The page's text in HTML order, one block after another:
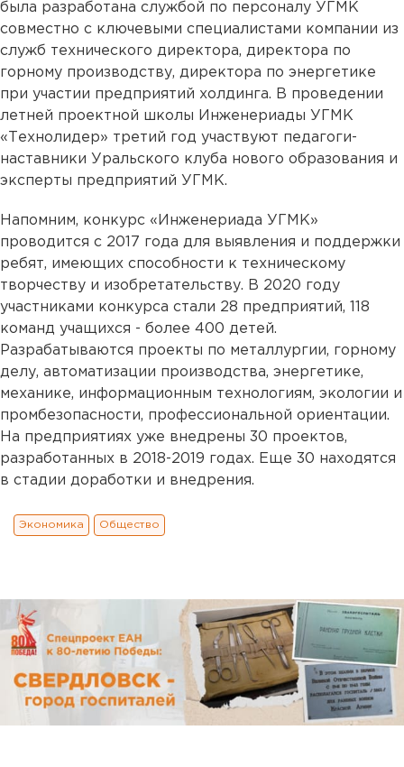
была разработана службой по персоналу УГМК
совместно с ключевыми специалистами компании из
служб технического директора, директора по
горному производству, директора по энергетике
при участии предприятий холдинга. В проведении
летней проектной школы Инженериады УГМК
«Технолидер» третий год участвуют педагоги-
наставники Уральского клуба нового образования и
эксперты предприятий УГМК.
Напомним, конкурс «Инженериада УГМК»
проводится с 2017 года для выявления и поддержки
ребят, имеющих способности к техническому
творчеству и изобретательству. В 2020 году
участниками конкурса стали 28 предприятий, 118
команд учащихся - более 400 детей.
Разрабатываются проекты по металлургии, горному
делу, автоматизации производства, энергетике,
механике, информационным технологиям, экологии и
промбезопасности, профессиональной ориентации.
На предприятиях уже внедрены 30 проектов,
разработанных в 2018-2019 годах. Еще 30 находятся
в стадии доработки и внедрения.
Экономика Общество